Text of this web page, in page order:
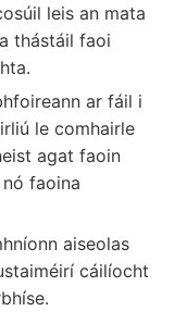
leis an mata
thástáil faoi
ar fáil i
le comhairle
agat faoin
faoina
aiseolas
cáilíocht